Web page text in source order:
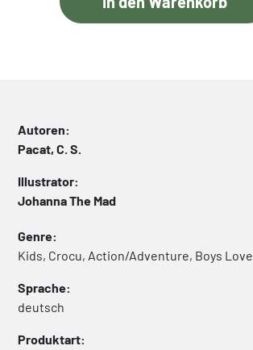
Autoren:
Pacat, C. S.
Illustrator:
Johanna The Mad
Genre:
Kids, Crocu, Action/Adventure, Boys Love
Sprache:
deutsch
Produktart: